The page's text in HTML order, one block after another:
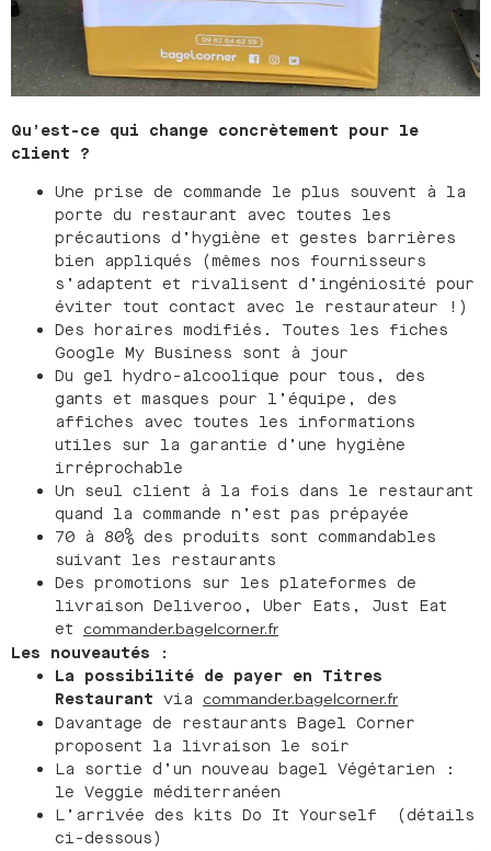
Qu’est-ce qui change concrètement pour le
client ?
Une prise de commande le plus souvent à la
porte du restaurant avec toutes les
précautions d’hygiène et gestes barrières
bien appliqués (mêmes nos fournisseurs
s’adaptent et rivalisent d’ingéniosité pour
éviter tout contact avec le restaurateur !)
Des horaires modifiés. Toutes les fiches
Google My Business sont à jour
Du gel hydro-alcoolique pour tous, des
gants et masques pour l’équipe, des
affiches avec toutes les informations
utiles sur la garantie d’une hygiène
irréprochable
Un seul client à la fois dans le restaurant
quand la commande n’est pas prépayée
70 à 80% des produits sont commandables
suivant les restaurants
Des promotions sur les plateformes de
livraison Deliveroo, Uber Eats, Just Eat
et
commander.bagelcorner.fr
Les nouveautés :
La possibilité de payer en Titres
Restaurant via commander.bagelcorner.fr
Davantage de restaurants Bagel Corner
proposent la livraison le soir
La sortie d’un nouveau bagel Végétarien :
le Veggie méditerranéen
L’arrivée des kits Do It Yourself (détails
ci-dessous)